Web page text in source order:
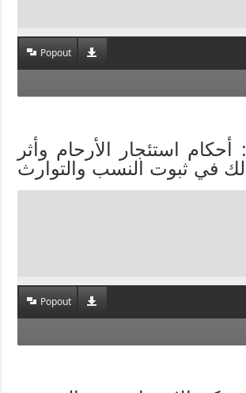
Popout
الدرس 18 : أحكام استئجار الأرحام وأثر
Popout